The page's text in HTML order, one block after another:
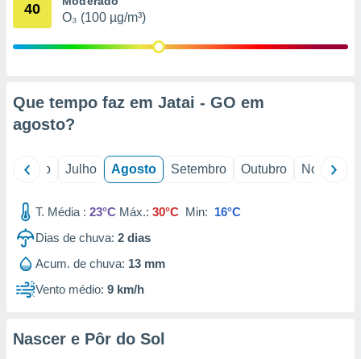
de
1199
40
O₃ (100 µg/m³)
Que tempo faz em Jatai - GO em
agosto?
Junho Julho Agosto Setembro Outubro Novembro
T. Média : 23°C Máx.: 30°C Min: 16°C
Dias de chuva: 2 dias
Acum. de chuva: 13 mm
Vento médio: 9 km/h
Nascer e Pôr do Sol